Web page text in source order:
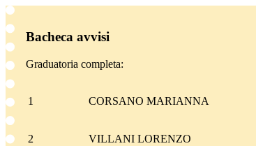
Bacheca avvisi
Graduatoria completa:
1 CORSANO MARIANNA
2 VILLANI LORENZO